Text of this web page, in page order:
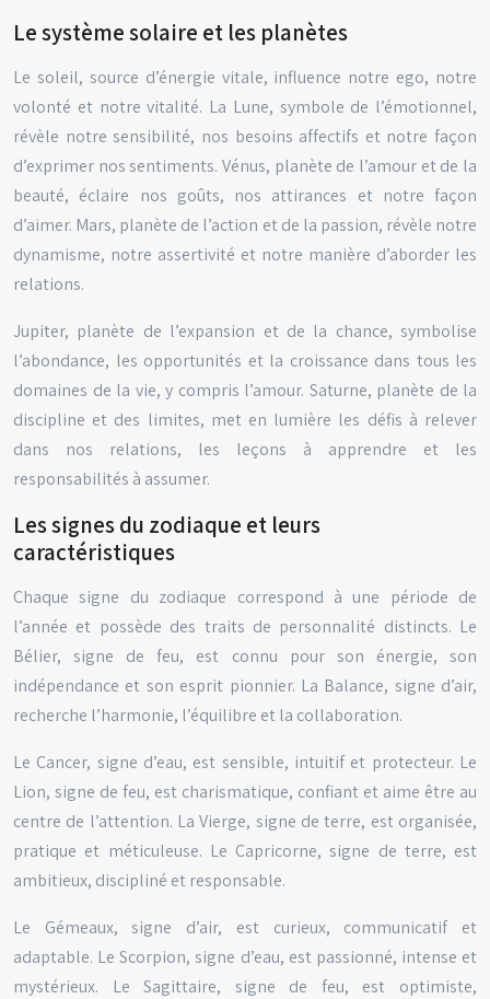
Le système solaire et les planètes
Le soleil, source d’énergie vitale, influence notre ego, notre
volonté et notre vitalité. La Lune, symbole de l’émotionnel,
révèle notre sensibilité, nos besoins affectifs et notre façon
d’exprimer nos sentiments. Vénus, planète de l’amour et de la
beauté, éclaire nos goûts, nos attirances et notre façon
d’aimer. Mars, planète de l’action et de la passion, révèle notre
dynamisme, notre assertivité et notre manière d’aborder les
relations.
Jupiter, planète de l’expansion et de la chance, symbolise
l’abondance, les opportunités et la croissance dans tous les
domaines de la vie, y compris l’amour. Saturne, planète de la
discipline et des limites, met en lumière les défis à relever
dans nos relations, les leçons à apprendre et les
responsabilités à assumer.
Les signes du zodiaque et leurs
caractéristiques
Chaque signe du zodiaque correspond à une période de
l’année et possède des traits de personnalité distincts. Le
Bélier, signe de feu, est connu pour son énergie, son
indépendance et son esprit pionnier. La Balance, signe d’air,
recherche l’harmonie, l’équilibre et la collaboration.
Le Cancer, signe d’eau, est sensible, intuitif et protecteur. Le
Lion, signe de feu, est charismatique, confiant et aime être au
centre de l’attention. La Vierge, signe de terre, est organisée,
pratique et méticuleuse. Le Capricorne, signe de terre, est
ambitieux, discipliné et responsable.
Le Gémeaux, signe d’air, est curieux, communicatif et
adaptable. Le Scorpion, signe d’eau, est passionné, intense et
mystérieux. Le Sagittaire, signe de feu, est optimiste,